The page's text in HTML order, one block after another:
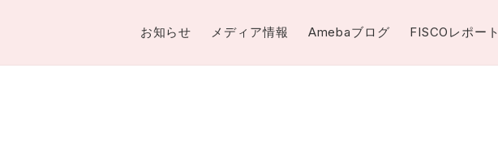
お知らせ メディア情報 Amebaブログ FISCOレポート